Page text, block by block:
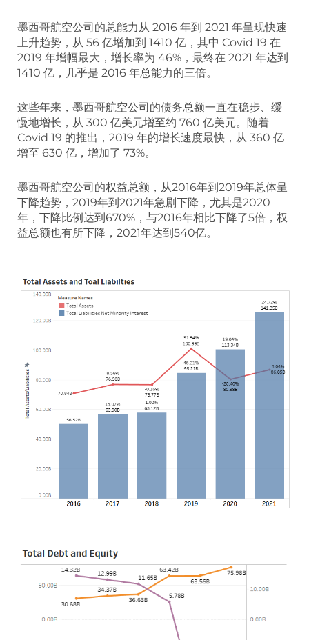
墨西哥航空公司的总能力从 2016 年到 2021 年呈现快速
上升趋势，从 56 亿增加到 1410 亿，其中 Covid 19 在
2019 年增幅最大，增长率为 46%，最终在 2021 年达到
1410 亿，几乎是 2016 年总能力的三倍。
这些年来，墨西哥航空公司的债务总额一直在稳步、缓
慢地增长，从 300 亿美元增至约 760 亿美元。随着
Covid 19 的推出，2019 年的增长速度最快，从 360 亿
增至 630 亿，增加了 73%。
墨西哥航空公司的权益总额，从2016年到2019年总体呈
下降趋势，2019年到2021年急剧下降，尤其是2020
年，下降比例达到670%，与2016年相比下降了5倍，权
益总额也有所下降，2021年达到540亿。